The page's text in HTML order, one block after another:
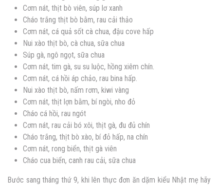
Cơm nát, thịt bò viên, súp lơ xanh
Cháo trắng thịt bò bằm, rau cải thảo
Cơm nát, cá quả sốt cà chua, đậu cove hấp
Nui xào thịt bò, cà chua, sữa chua
Súp gà, ngô ngọt, sữa chua
Cơm nát, tim gà, su su luộc, hồng xiêm chín.
Cơm nát, cá hồi áp chảo, rau bina hấp.
Nui xào thịt bò, nấm rơm, kiwi vàng
Cơm nát, thịt lợn bằm, bí ngòi, nho đỏ
Cháo cá hồi, rau ngót
Cơm nát, rau cải bó xôi, thịt gà, đu đủ chín
Cháo trắng, thịt bò xào, bí đỏ hấp, na chín
Cơm nát, rong biển, thịt gà viên
Cháo cua biển, canh rau cải, sữa chua
Bước sang tháng thứ 9, khi lên thực đơn ăn dặm kiểu Nhật mẹ hãy